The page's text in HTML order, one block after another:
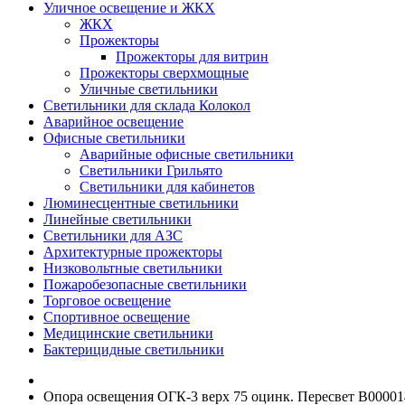
Уличное освещение и ЖКХ
ЖКХ
Прожекторы
Прожекторы для витрин
Прожекторы сверхмощные
Уличные светильники
Светильники для склада Колокол
Аварийное освещение
Офисные светильники
Аварийные офисные светильники
Светильники Грильято
Светильники для кабинетов
Люминесцентные светильники
Линейные светильники
Светильники для АЗС
Архитектурные прожекторы
Низковольтные светильники
Пожаробезопасные светильники
Торговое освещение
Спортивное освещение
Медицинские светильники
Бактерицидные светильники
Опора освещения ОГК-3 верх 75 оцинк. Пересвет